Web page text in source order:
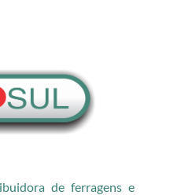
de ferragens e